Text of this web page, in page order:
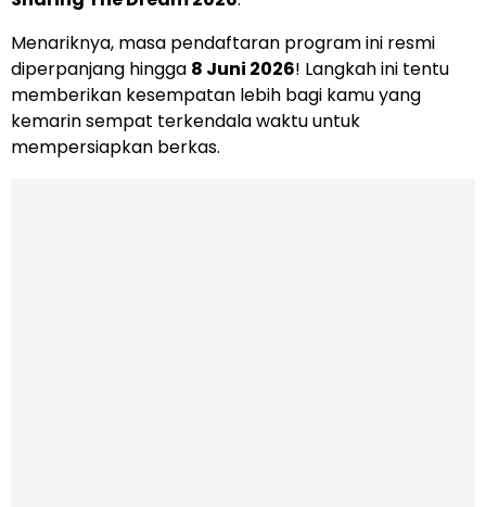
Menariknya, masa pendaftaran program ini resmi
diperpanjang hingga 8 Juni 2026! Langkah ini tentu
memberikan kesempatan lebih bagi kamu yang
kemarin sempat terkendala waktu untuk
mempersiapkan berkas.